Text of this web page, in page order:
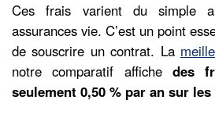
Ces frais varient du simple
assurances vie. C’est un point
de souscrire un contrat. La
notre comparatif affiche des
seulement 0,50 % par an sur